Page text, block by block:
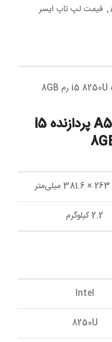
, قیمت لپ تاپ ایسر
مشخصات کلی ایسر A515 پردازنده i5
2.2 کیلوگرم
Intel
8250U